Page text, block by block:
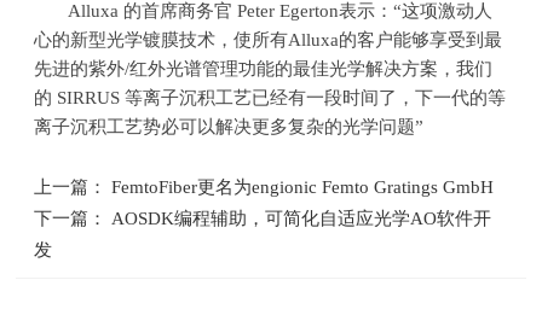
Alluxa 的首席商务官 Peter Egerton表示：“这项激动人
心的新型光学镀膜技术，使所有Alluxa的客户能够享受到最
先进的紫外/红外光谱管理功能的最佳光学解决方案，我们
的 SIRRUS等离子沉积工艺已经有一段时间了，下一代的等
离子沉积工艺势必可以解决更多复杂的光学问题”
上一篇： FemtoFiber更名为engionic Femto Gratings GmbH
下一篇： AOSDK编程辅助，可简化自适应光学AO软件开
发